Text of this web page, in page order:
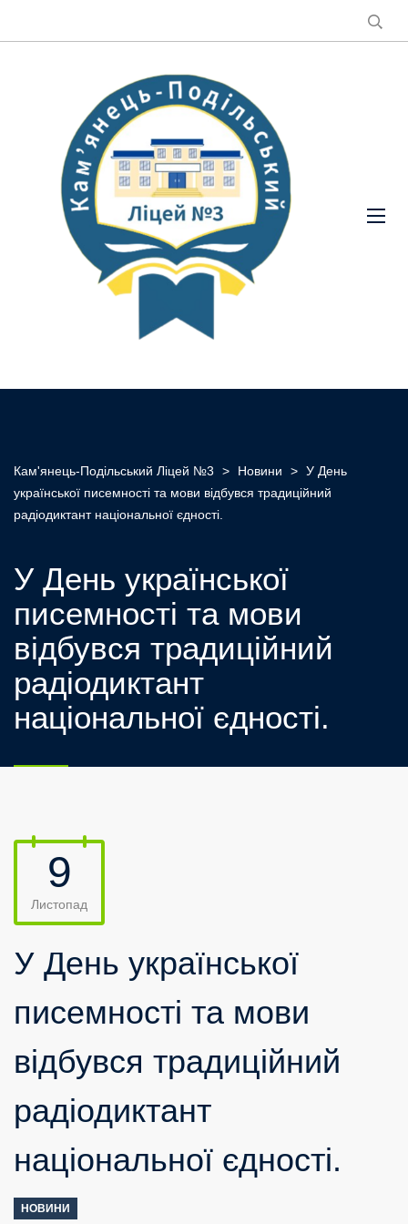
Кам'янець-Подільський Ліцей №3 > Новини > У День
української писемності та мови відбувся традиційний
радіодиктант національної єдності.
У День української
писемності та мови
відбувся традиційний
радіодиктант
національної єдності.
9
Листопад
У День української
писемності та мови
відбувся традиційний
радіодиктант
національної єдності.
НОВИНИ